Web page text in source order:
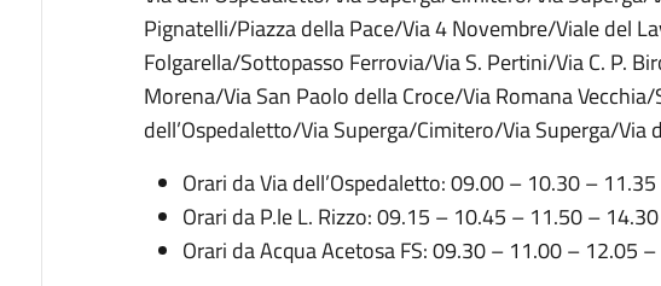
Pignatelli/Piazza della Pace/Via 4 Novembre/Viale del
Folgarella/Sottopasso Ferrovia/Via S. Pertini/Via C. P.
Morena/Via San Paolo della Croce/Via Romana
dell’Ospedaletto/Via Superga/Cimitero/Via Superga/Via
Orari da Via dell’Ospedaletto: 09.00 – 10.30 –
Orari da P.le L. Rizzo: 09.15 – 10.45 – 11.50 –
Orari da Acqua Acetosa FS: 09.30 – 11.00 – 12.05